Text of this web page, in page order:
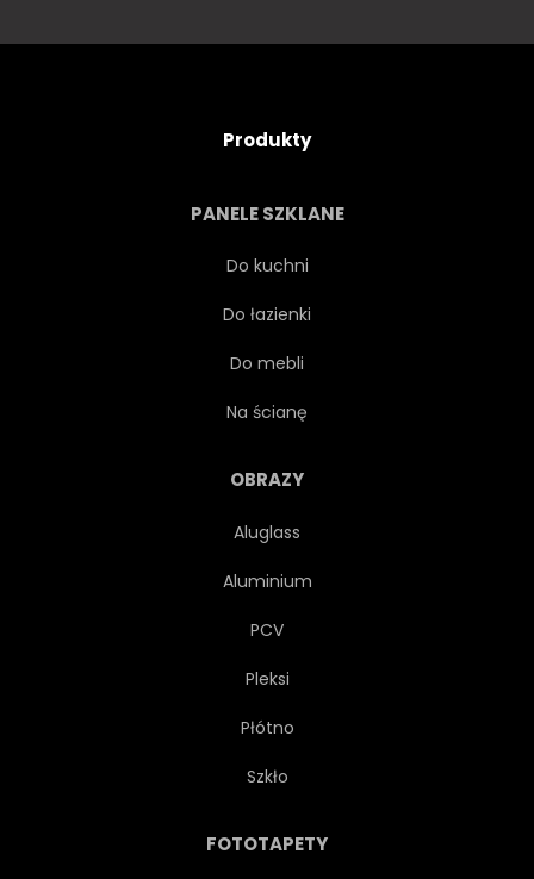
STARY SZARY
RETRO
POWIERZCHNIA
WYBLAKŁY
Produkty
PANELE SZKLANE
Do kuchni
Do łazienki
Do mebli
Na ścianę
OBRAZY
Aluglass
Aluminium
PCV
Pleksi
Płótno
Szkło
FOTOTAPETY